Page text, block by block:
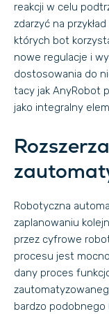
reakcji w celu
zdarzyć na
których bot
nowe regulacje i
dostosowania do
tacy jak AnyRobot
jako integralny
Robotyczna
zaplanowaniu
przez cyfrowe
procesu jest
dany proces
bardzo podobnego